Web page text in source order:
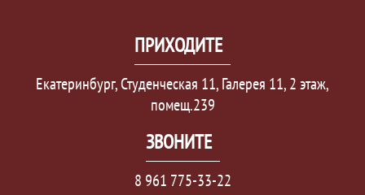
ПРИХОДИТЕ
Екатеринбург, Студенческая 11, Галерея 11, 2 этаж,
помещ.239
ЗВОНИТЕ
8 961 775-33-22